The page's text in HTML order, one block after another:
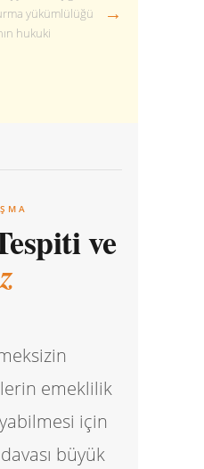
yükümlülüğü
hukuki
→
ve
emeklilik
için
büyük